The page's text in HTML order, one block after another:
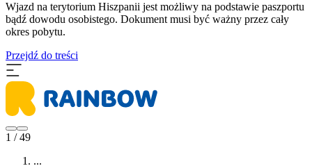
​Wjazd na terytorium Hiszpanii jest możliwy na podstawie paszportu
bądź dowodu osobistego. Dokument musi być ważny przez cały
okres pobytu.
Przejdź do treści
1 / 49
...